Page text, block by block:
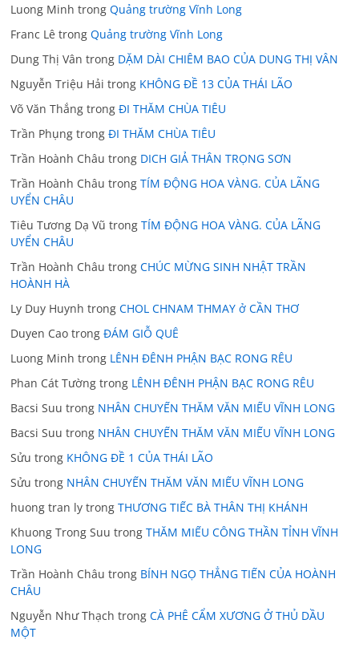
Luong Minh trongQuảng trường Vĩnh Long
Franc Lê trongQuảng trường Vĩnh Long
Dung Thị Vân trong DẶM DÀI CHIÊM BAO CỦA DUNG THỊ VÂN
Nguyễn Triệu Hải trong KHÔNG ĐỀ 13 CỦA THÁI LÃO
Võ Văn Thắng trongĐI THĂM CHÙA TIÊU
Trần Phụng trongĐI THĂM CHÙA TIÊU
Trần Hoành Châu trong DICH GIẢ THÂN TRỌNG SƠN
Trần Hoành Châu trongTÍM ĐỘNG HOA VÀNG. CỦA LÃNG
UYỂN CHÂU
Tiêu Tương Dạ Vũ trongTÍM ĐỘNG HOA VÀNG. CỦA LÃNG
UYỂN CHÂU
Trần Hoành Châu trongCHÚC MỪNG SINH NHẬT TRẦN
HOÀNH HÀ
Ly Duy Huynh trongCHOL CHNAM THMAY ở CẦN THƠ
Duyen Cao trongĐÁM GIỖ QUÊ
Luong Minh trong LÊNH ĐÊNH PHẬN BẠC RONG RÊU
Phan Cát Tường trong LÊNH ĐÊNH PHẬN BẠC RONG RÊU
Bacsi Suu trong NHÂN CHUYẾN THĂM VĂN MIẾU VĨNH LONG
Bacsi Suu trong NHÂN CHUYẾN THĂM VĂN MIẾU VĨNH LONG
Sửu trong KHÔNG ĐỀ 1 CỦA THÁI LÃO
Sửu trong NHÂN CHUYẾN THĂM VĂN MIẾU VĨNH LONG
huong tran ly trongTHƯƠNG TIẾC BÀ THÂN THỊ KHÁNH
Khuong Trong Suu trongTHĂM MIẾU CÔNG THẦN TỈNH VĨNH
LONG
Trần Hoành Châu trong BÍNH NGỌ THẲNG TIẾN CỦA HOÀNH
CHÂU
Nguyễn Như Thạch trongCÀ PHÊ CẨM XƯƠNG Ở THỦ DẦU
MỘT